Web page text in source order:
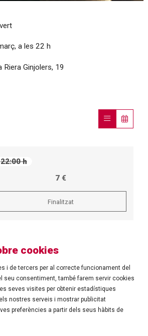
a les 22 h
Riera Ginjolers, 19
22:00 h
7 €
Finalitzat
| C/ Tarragona, 81 | 17480 ROSES
cookies
i de tercers per al correcte funcionament del
seu consentiment, també farem servir cookies
seves visites per obtenir estadístiques
nostres serveis i mostrar publicitat
preferències a partir dels seus hàbits de